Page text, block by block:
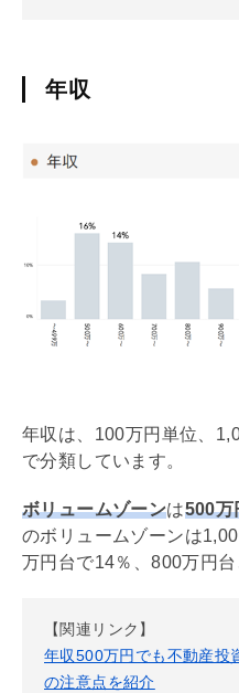
年収
年収は、100万円単位、
で分類しています。
ボリュームゾーンは500万
のボリュームゾーンは
万円台で14％、800万円
【関連リンク】
年収500万円でも不動産投
の注意点を紹介